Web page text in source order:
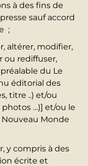
à des fins de
sauf accord
;
altérer, modifier,
ou rediffuser,
du Le
éditorial des
titre ..) et/ou
…)] et/ou le
Monde
y compris à des
écrite et